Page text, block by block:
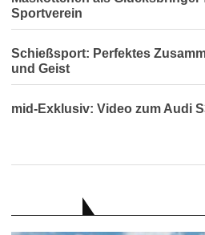
Sportverein
Schießsport: Perfektes
und Geist
mid-Exklusiv: Video zum Audi